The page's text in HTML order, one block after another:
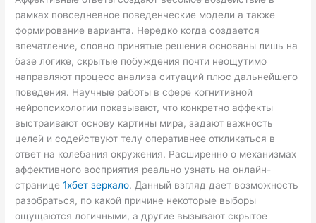
рамках повседневное поведенческие модели а также
формирование варианта. Нередко когда создается
впечатление, словно принятые решения основаны лишь на
базе логике, скрытые побуждения почти неощутимо
направляют процесс анализа ситуаций плюс дальнейшего
поведения. Научные работы в сфере когнитивной
нейропсихологии показывают, что конкретно аффекты
выстраивают основу картины мира, задают важность
целей и содействуют телу оперативнее откликаться в
ответ на колебания окружения. Расширенно о механизмах
аффективного восприятия реально узнать на онлайн-
странице1хбет зеркало. Данный взгляд дает возможность
разобраться, по какой причине некоторые выборы
ощущаются логичными, а другие вызывают скрытое